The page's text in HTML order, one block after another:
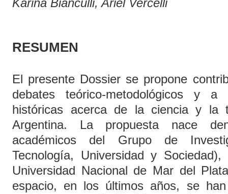
Karina Bianculli, Ariel Vercelli
RESUMEN
El presente Dossier se propone
debates teórico-metodológicos y a
históricas acerca de la ciencia y la
Argentina. La propuesta nace
académicos del Grupo de
Tecnología, Universidad y
Universidad Nacional de Mar del
espacio, en los últimos años, se